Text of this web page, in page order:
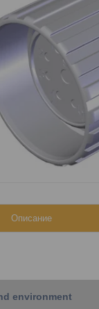
Описание
environment